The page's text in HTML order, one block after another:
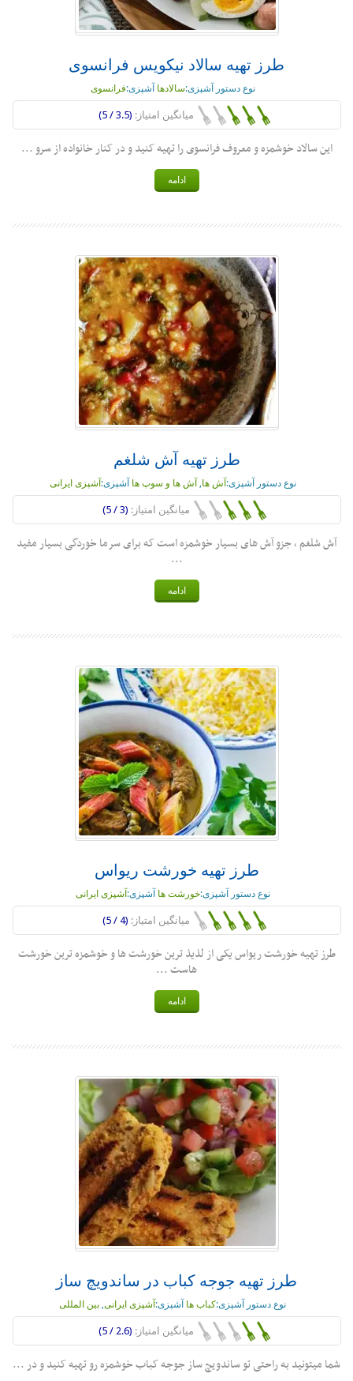
طرز تهیه سالاد نیکویس فرانسوی
نوع دستور آشپزی:سالادها آشپزی:فرانسوی
میانگین امتیاز: (3.5 / 5)
این سالاد خوشمزه و معروف فرانسوی را تهیه کنید و در کنار خانواده از سرو ...
ادامه
طرز تهیه آش شلغم
نوع دستور آشپزی:آش ها ,آش ها و سوپ ها آشپزی:آشپزی ایرانی
میانگین امتیاز: (3 / 5)
آش شلغم ، جزو آش های بسیار خوشمزه است که برای سرما خوردگی بسیار مفید
...
ادامه
طرز تهیه خورشت ریواس
نوع دستور آشپزی:خورشت ها آشپزی:آشپزی ایرانی
میانگین امتیاز: (4 / 5)
طرز تهیه خورشت ریواس یکی از لذیذ ترین خورشت ها و خوشمزه ترین خورشت
هاست ...
ادامه
طرز تهیه جوجه کباب در ساندویچ ساز
نوع دستور آشپزی:کباب ها آشپزی: آشپزی ایرانی, بین المللی
میانگین امتیاز: (2.6 / 5)
شما میتونید به راحتی تو ساندویچ ساز جوجه کباب خوشمزه رو تهیه کنید و در ...